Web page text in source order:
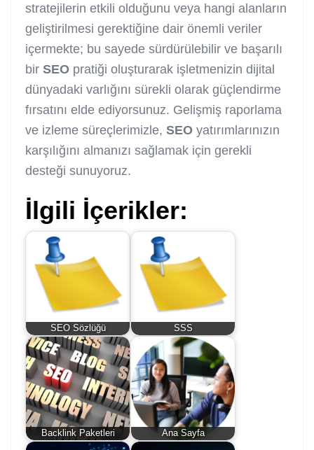
stratejilerin etkili olduğunu veya hangi alanların
geliştirilmesi gerektiğine dair önemli veriler
içermekte; bu sayede sürdürülebilir ve başarılı
bir SEO pratiği oluşturarak işletmenizin dijital
dünyadaki varlığını sürekli olarak güçlendirme
fırsatını elde ediyorsunuz. Gelişmiş raporlama
ve izleme süreçlerimizle, SEO yatırımlarınızın
karşılığını almanızı sağlamak için gerekli
desteği sunuyoruz.
İlgili İçerikler:
SEO Sözlüğü SSS
Backlink Paketleri Ana Sayfa